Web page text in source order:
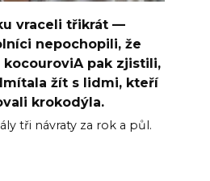
vraceli třikrát —
nepochopili, že
pak zjistili,
žít s lidmi, kteří
krokodýla.
tři návraty za rok a půl.